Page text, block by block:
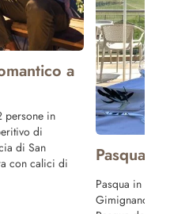
Toscana
Ponte 25
Trascorri il
noi ! Prenota
San
cultura, ma
buona tavola